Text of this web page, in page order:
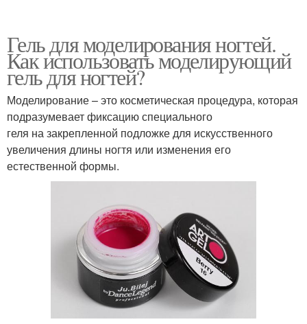
Гель для моделирования ногтей.
Как использовать моделирующий
гель для ногтей?
Моделирование – это косметическая процедура, которая
подразумевает фиксацию специального
геля на закрепленной подложке для искусственного
увеличения длины ногтя или изменения его
естественной формы.